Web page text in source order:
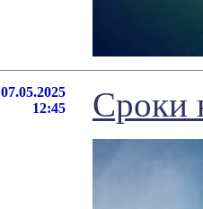
07.05.2025
12:45
Сроки